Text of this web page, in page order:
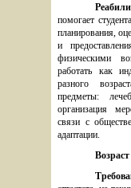
помогает
планирования,
и
физическими
работать как
разного
предметы:
организация
связи с
адаптации.